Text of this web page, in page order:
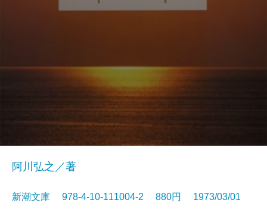
阿川弘之／著
新潮文庫 978-4-10-111004-2 880円 1973/03/01